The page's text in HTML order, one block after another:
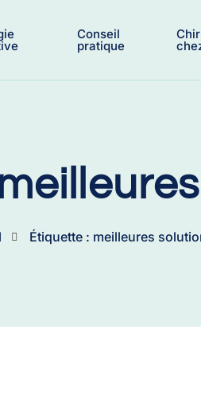
Conseil
pratique
Étiquette : meilleures